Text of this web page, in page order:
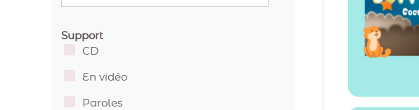
Support
CD
En vidéo
Paroles